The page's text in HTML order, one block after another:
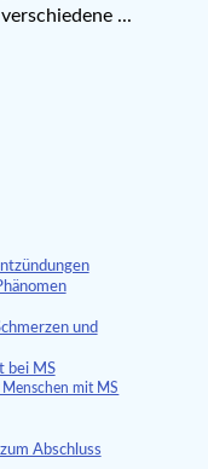
...
und
bei MS
mit MS
Abschluss